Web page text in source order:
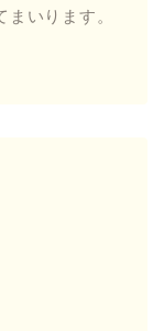
いります。